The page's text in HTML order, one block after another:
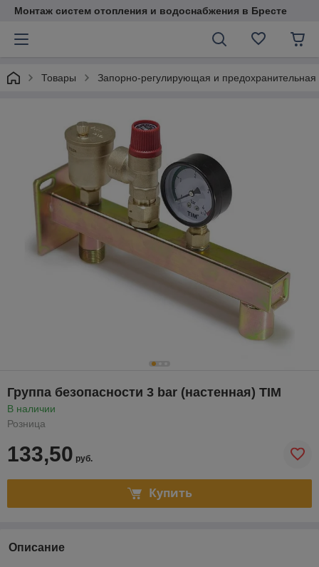
Монтаж систем отопления и водоснабжения в Бресте
Товары Запорно-регулирующая и предохранительная
Группа безопасности 3 bar (настенная) TIM
В наличии
Розница
133,50 руб.
Купить
Описание